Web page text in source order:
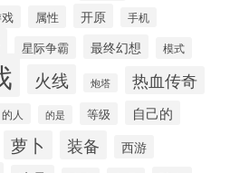
属性 开原 手机
星际争霸 最终幻想 模式
火线 炮塔 热血传奇
的人 的是 等级 自己的
萝卜 装备 西游